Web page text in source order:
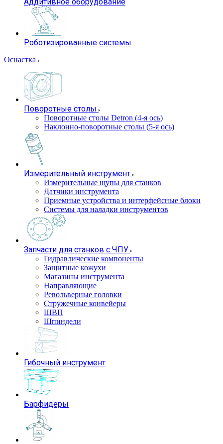
Роботизированные системы
Оснастка
Поворотные столы
Поворотные столы Detron (4-я ось)
Наклонно-поворотные столы (5-я ось)
Измерительный инструмент
Измерительные щупы для станков
Датчики инструмента
Приемные устройства и интерфейсные блоки
Системы для наладки инструментов
Запчасти для станков с ЧПУ
Гидравлические компоненты
Защитные кожухи
Магазины инструмента
Направляющие
Револьверные головки
Стружечные конвейеры
ШВП
Шпиндели
Гибочный инструмент
Барфидеры